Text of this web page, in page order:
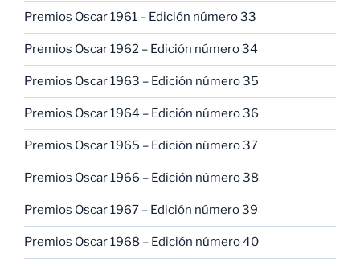
Premios Oscar 1961 – Edición número 33
Premios Oscar 1962 – Edición número 34
Premios Oscar 1963 – Edición número 35
Premios Oscar 1964 – Edición número 36
Premios Oscar 1965 – Edición número 37
Premios Oscar 1966 – Edición número 38
Premios Oscar 1967 – Edición número 39
Premios Oscar 1968 – Edición número 40